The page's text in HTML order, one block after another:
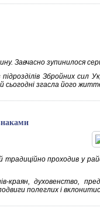
Завчасно зупинилося
Збройних сил
згасла його
традиційно проходив у
краян, духовенство,
полеглих і